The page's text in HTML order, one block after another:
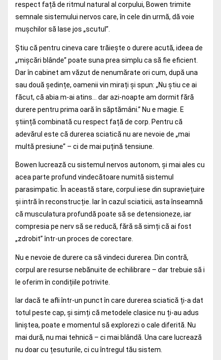
respect față de ritmul natural al corpului, Bowen trimite
semnale sistemului nervos care, în cele din urmă, dă voie
mușchilor să lase jos „scutul”.
Știu că pentru cineva care trăiește o durere acută, ideea de
„mișcări blânde” poate suna prea simplu ca să fie eficient.
Dar în cabinet am văzut de nenumărate ori cum, după una
sau două ședințe, oamenii vin mirați și spun: „Nu știu ce ai
făcut, că abia m-ai atins… dar azi-noapte am dormit fără
durere pentru prima oară în săptămâni.” Nu e magie. E
știință combinată cu respect față de corp. Pentru că
adevărul este că durerea sciatică nu are nevoie de „mai
multă presiune” – ci de mai puțină tensiune.
Bowen lucrează cu sistemul nervos autonom, și mai ales cu
acea parte profund vindecătoare numită sistemul
parasimpatic. În această stare, corpul iese din supraviețuire
și intră în reconstrucție. Iar în cazul sciaticii, asta înseamnă
că musculatura profundă poate să se detensioneze, iar
compresia pe nerv să se reducă, fără să simți că ai fost
„zdrobit” într-un proces de corectare.
Nu e nevoie de durere ca să vindeci durerea. Din contră,
corpul are resurse nebănuite de echilibrare – dar trebuie să i
le oferim în condițiile potrivite.
Iar dacă te afli într-un punct în care durerea sciatică ți-a dat
totul peste cap, și simți că metodele clasice nu ți-au adus
liniștea, poate e momentul să explorezi o cale diferită. Nu
mai dură, nu mai tehnică – ci mai blândă. Una care lucrează
nu doar cu țesuturile, ci cu întregul tău sistem.